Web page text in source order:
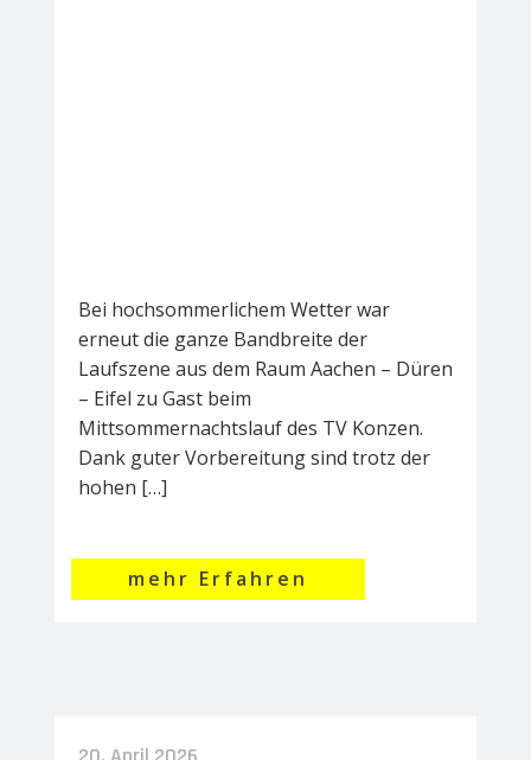
Bei hochsommerlichem Wetter war
erneut die ganze Bandbreite der
Laufszene aus dem Raum Aachen – Düren
– Eifel zu Gast beim
Mittsommernachtslauf des TV Konzen.
Dank guter Vorbereitung sind trotz der
hohen […]
mehr Erfahren